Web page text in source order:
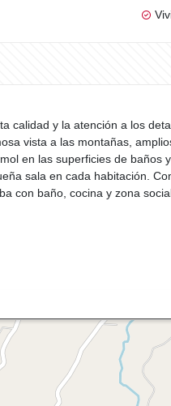
calidad y la atención a los
vista a las montañas,
en las superficies de baños
sala en cada habitación.
con baño, cocina y zona